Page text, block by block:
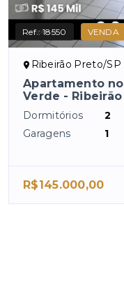
Ref.:18550 VENDA
Ribeirão Preto/SP
Apartamento
Verde -
Dormitórios
2
Garagens
1
R$145.000,00